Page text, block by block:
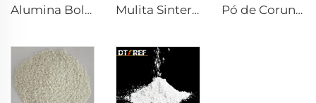
Alumina Bolha Mulita Sinterizada Pó de Corundo Branco